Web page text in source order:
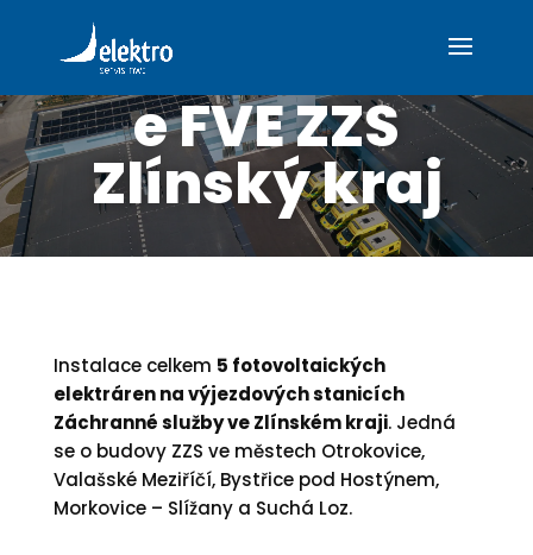
Elektroinstalac
e FVE ZZS
Zlínský kraj
Instalace celkem 5 fotovoltaických
elektráren na výjezdových stanicích
Záchranné služby ve Zlínském kraji. Jedná
se o budovy ZZS ve městech Otrokovice,
Valašské Meziříčí, Bystřice pod Hostýnem,
Morkovice – Slížany a Suchá Loz.